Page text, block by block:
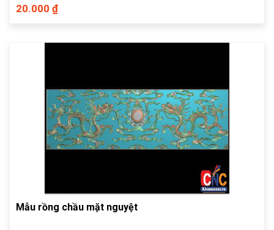
20.000 ₫
Mẫu rồng chầu mặt nguyệt